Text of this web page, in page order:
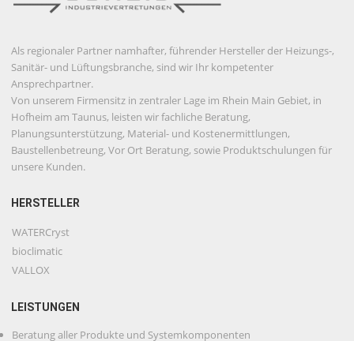
Als regionaler Partner namhafter, führender Hersteller der Heizungs-,
Sanitär- und Lüftungsbranche, sind wir Ihr kompetenter
Ansprechpartner.
Von unserem Firmensitz in zentraler Lage im Rhein Main Gebiet, in
Hofheim am Taunus, leisten wir fachliche Beratung,
Planungsunterstützung, Material- und Kostenermittlungen,
Baustellenbetreung, Vor Ort Beratung, sowie Produktschulungen für
unsere Kunden.
HERSTELLER
WATERCryst
bioclimatic
VALLOX
LEISTUNGEN
Beratung aller Produkte und Systemkomponenten